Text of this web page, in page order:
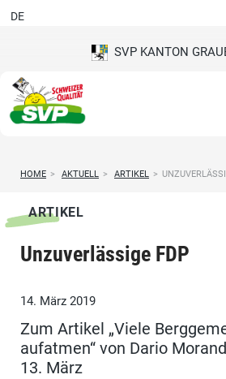
SVP KANTON
DE
HOME > AKTUELL > ARTIKEL >
ARTIKEL
Unzuverlässige FDP
14. März 2019
Zum Artikel „Viele
aufatmen“ von Dario
13. März